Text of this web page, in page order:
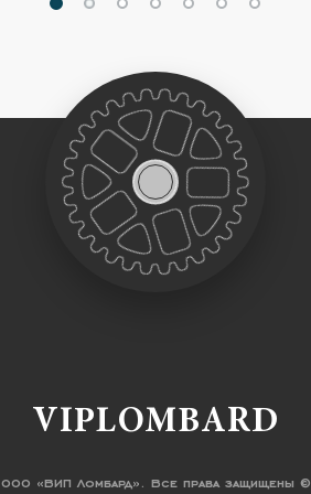
VIPLOMBARD
ООО «ВИП Ломбард». Все права защищены ©